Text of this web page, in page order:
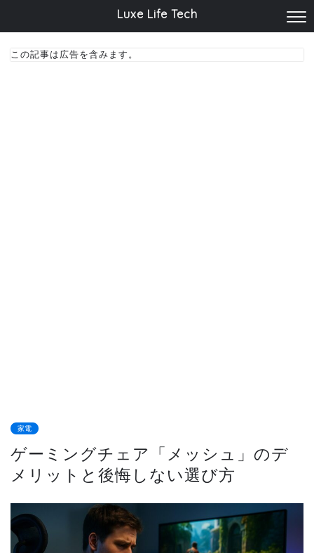
Luxe Life Tech
この記事は広告を含みます。
家電
ゲーミングチェア「メッシュ」のデ
メリットと後悔しない選び方